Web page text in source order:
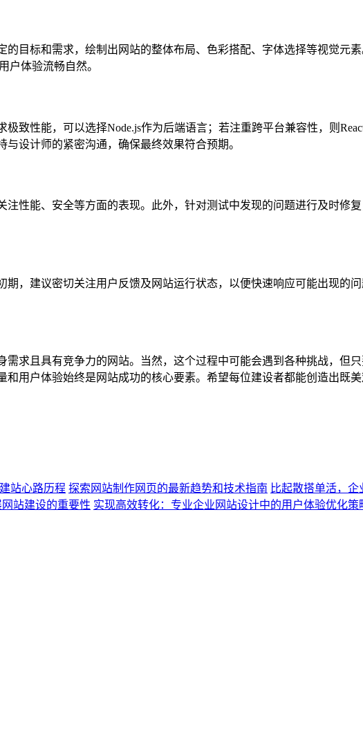
标和需求，绘制出网站的整体布局、色彩搭配、字体选择等视觉元
户体验流畅自然。
性能，可以选择Node.js作为后端语言；若注重跨平台兼容性，则
设计师的紧密沟通，确保最终效果符合预期。
能、安全等方面的表现。此外，针对测试中发现的问题进行及时修复
建议密切关注用户反馈及网站运行状态，以便快速响应可能出现的
且具有竞争力的网站。当然，这个过程中可能会遇到各种挑战，但只
用户体验始终是网站成功的核心要素。希望每位建设者都能创造出既美
站心路历程 探索网站制作网页的最新趋势和技术指南 比起散搭单活，
站建设的重要性 实现高效转化：专业企业网站设计中的用户体验优化策